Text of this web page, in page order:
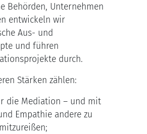
Behörden, Unternehmen
entwickeln wir
Aus- und
und führen
durch.
Stärken zählen:
die Mediation – und mit
Empathie andere zu